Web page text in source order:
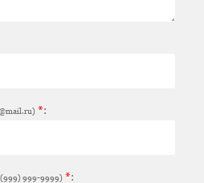
*:
999-9999) *: